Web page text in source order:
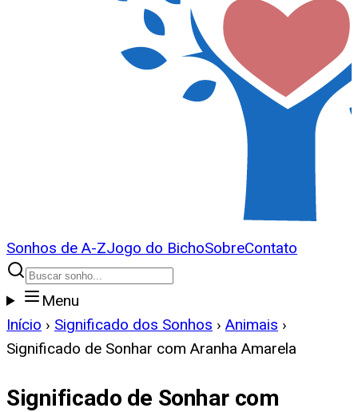
Sonhos de A-ZJogo do BichoSobreContato
Menu
Início › Significado dos Sonhos › Animais ›
Significado de Sonhar com Aranha Amarela
Significado de Sonhar com